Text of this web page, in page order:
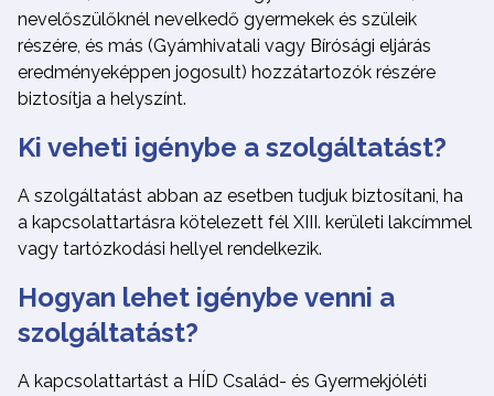
nevelőszülőknél nevelkedő gyermekek és szüleik
részére, és más (Gyámhivatali vagy Bírósági eljárás
eredményeképpen jogosult) hozzátartozók részére
biztosítja a helyszínt.
Ki veheti igénybe a szolgáltatást?
A szolgáltatást abban az esetben tudjuk biztosítani, ha
a kapcsolattartásra kötelezett fél XIII. kerületi lakcímmel
vagy tartózkodási hellyel rendelkezik.
Hogyan lehet igénybe venni a
szolgáltatást?
A kapcsolattartást a HÍD Család- és Gyermekjóléti